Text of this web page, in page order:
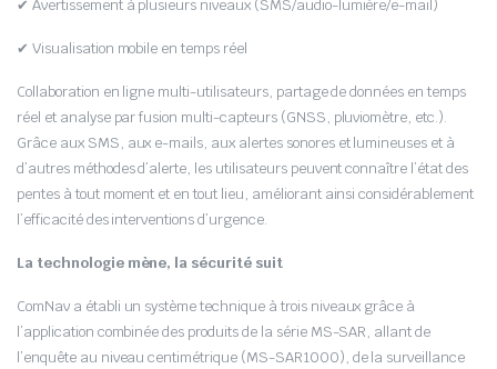
✔ Avertissement à plusieurs niveaux (SMS/audio-lumière/e-mail)
✔ Visualisation mobile en temps réel
Collaboration en ligne multi-utilisateurs, partage de données en temps
réel et analyse par fusion multi-capteurs (GNSS, pluviomètre, etc.).
Grâce aux SMS, aux e-mails, aux alertes sonores et lumineuses et à
d’autres méthodes d’alerte, les utilisateurs peuvent connaître l’état des
pentes à tout moment et en tout lieu, améliorant ainsi considérablement
l’efficacité des interventions d’urgence.
La technologie mène, la sécurité suit
ComNav a établi un système technique à trois niveaux grâce à
l’application combinée des produits de la série MS-SAR, allant de
l’enquête au niveau centimétrique (MS-SAR1000), de la surveillance